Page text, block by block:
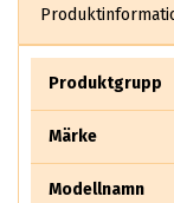
Produktgrupp
Märke
Modellnamn